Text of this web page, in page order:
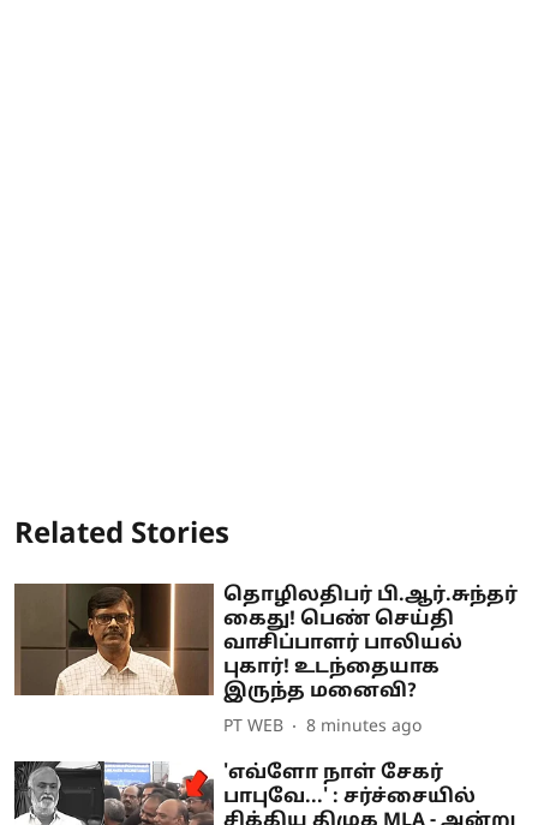
Related Stories
தொழிலதிபர் பி.ஆர்.சுந்தர்
கைது! பெண் செய்தி
வாசிப்பாளர் பாலியல்
புகார்! உடந்தையாக
இருந்த மனைவி?
PT WEB 8 minutes ago
'எவ்ளோ நாள் சேகர்
பாபுவே...' : சர்ச்சையில்